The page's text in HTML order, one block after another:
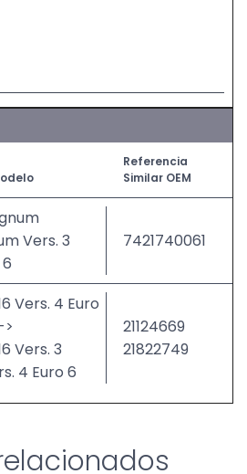
Referencia
Similar OEM
Vers. 3
7421740061
Vers. 4 Euro
Vers. 3
4 Euro 6
21124669
21822749